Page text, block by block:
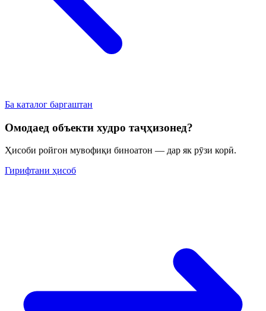
Ба каталог баргаштан
Омодаед объекти худро таҷҳизонед?
Ҳисоби ройгон мувофиқи биноатон — дар як рӯзи корӣ.
Гирифтани ҳисоб